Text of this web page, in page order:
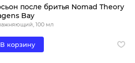
после бритья Nomad Theory
Bay
100 мл
В корзину